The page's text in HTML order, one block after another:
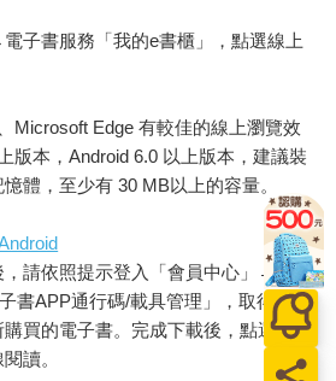
子書服務「我的e書櫃」，點選線上
Microsoft Edge 有較佳的線上瀏覽效
版本，Android 6.0 以上版本，建議裝
體，至少有 30 MB以上的容量。
，請依照提示登入「會員中心」→「我
書APP通行碼/載具管理」，取得通行
買的電子書。完成下載後，點選任一
讀。